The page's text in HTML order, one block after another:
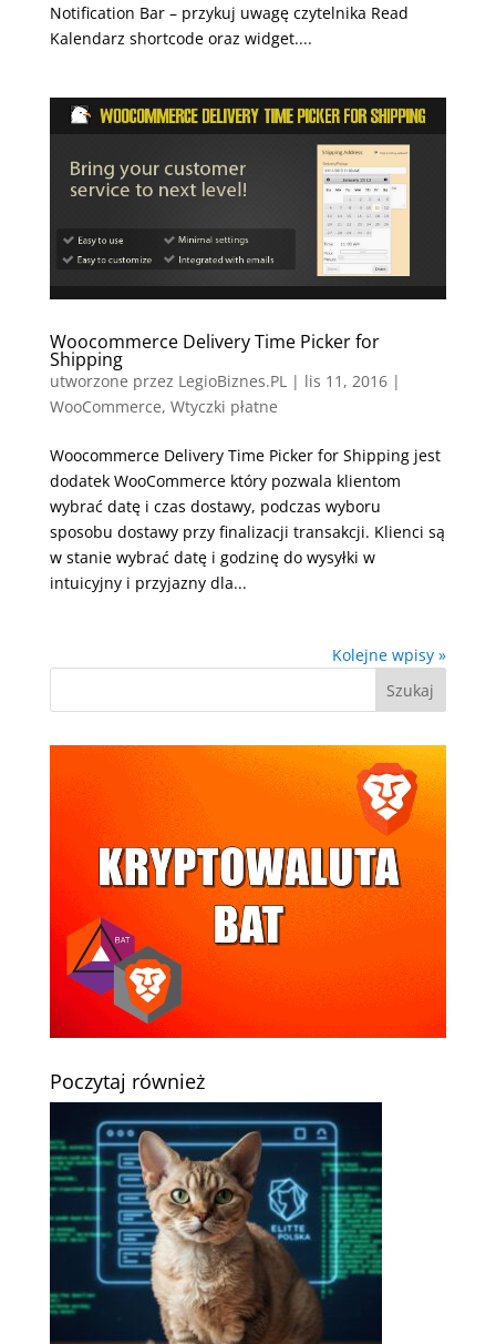
Notification Bar – przykuj uwagę czytelnika Read
Kalendarz shortcode oraz widget....
Woocommerce Delivery Time Picker for
Shipping
utworzone przez LegioBiznes.PL| lis 11, 2016|
WooCommerce, Wtyczki płatne
Woocommerce Delivery Time Picker for Shipping jest
dodatek WooCommerce który pozwala klientom
wybrać datę i czas dostawy, podczas wyboru
sposobu dostawy przy finalizacji transakcji. Klienci są
w stanie wybrać datę i godzinę do wysyłki w
intuicyjny i przyjazny dla...
Kolejne wpisy »
Poczytaj również